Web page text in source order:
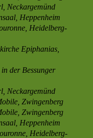
Neckargemünd
Heppenheim
Heidelberg-
Epiphanias,
der Bessunger
Neckargemünd
Zwingenberg
Zwingenberg
Heppenheim
Heidelberg-